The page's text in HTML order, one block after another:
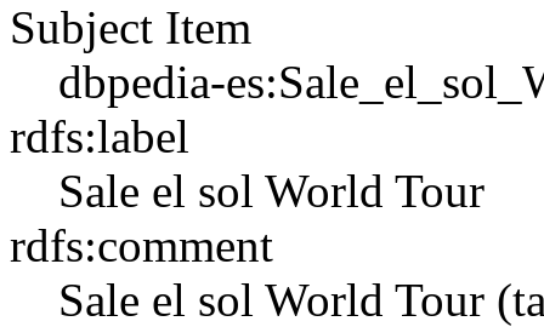
Subject Item
dbpedia-
rdfs:label
Sale el sol World Tour
rdfs:comment
Sale el sol World Tour